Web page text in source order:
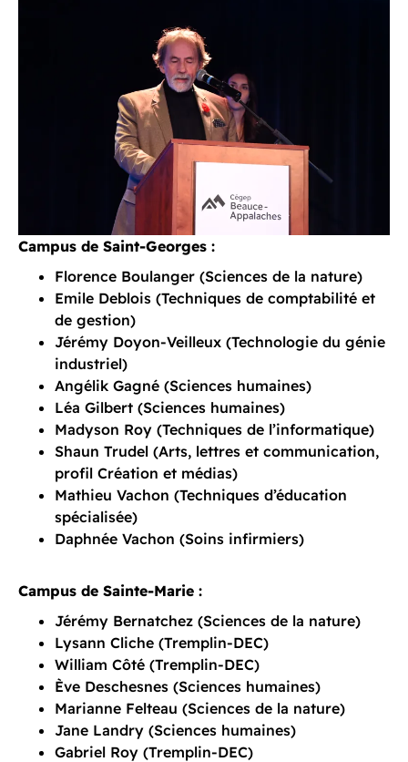
Campus de Saint-Georges :
Florence Boulanger (Sciences de la nature)
Emile Deblois (Techniques de comptabilité et
de gestion)
Jérémy Doyon-Veilleux (Technologie du génie
industriel)
Angélik Gagné (Sciences humaines)
Léa Gilbert (Sciences humaines)
Madyson Roy (Techniques de l’informatique)
Shaun Trudel (Arts, lettres et communication,
profil Création et médias)
Mathieu Vachon (Techniques d’éducation
spécialisée)
Daphnée Vachon (Soins infirmiers)
Campus de Sainte-Marie :
Jérémy Bernatchez (Sciences de la nature)
Lysann Cliche (Tremplin-DEC)
William Côté (Tremplin-DEC)
Ève Deschesnes (Sciences humaines)
Marianne Felteau (Sciences de la nature)
Jane Landry (Sciences humaines)
Gabriel Roy (Tremplin-DEC)